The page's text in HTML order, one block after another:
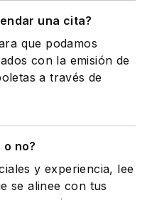
una cita?
que podamos
con la emisión de
a través de
no?
y experiencia, lee
se alinee con tus